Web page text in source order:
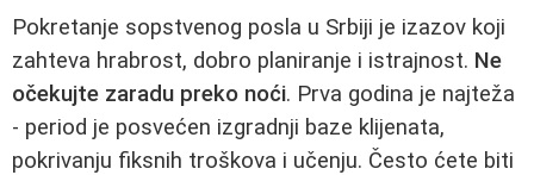
Pokretanje sopstvenog posla u Srbiji je izazov koji
zahteva hrabrost, dobro planiranje i istrajnost. Ne
očekujte zaradu preko noći. Prva godina je najteža
- period je posvećen izgradnji baze klijenata,
pokrivanju fiksnih troškova i učenju. Često ćete biti